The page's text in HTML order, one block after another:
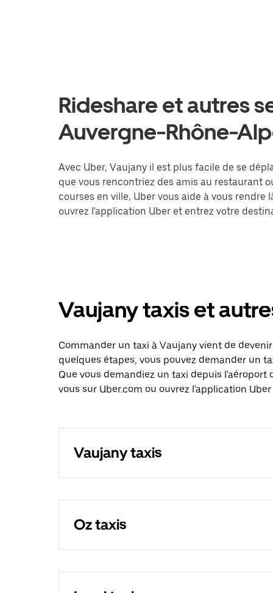
Rideshare et autres
Auvergne-Rhône-
Avec Uber, Vaujany il est plus facile de se
que vous rencontriez des amis au restaurant
courses en ville, Uber vous aide à vous rendre
ouvrez l'application Uber et entrez votre
Vaujany taxis et
Commander un taxi à Vaujany vient de
quelques étapes, vous pouvez demander un
Que vous demandiez un taxi depuis
vous sur Uber.com ou ouvrez l'application
Vaujany taxis
Oz taxis